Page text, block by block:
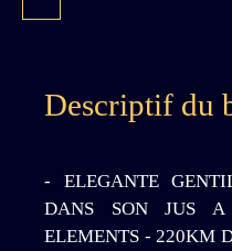
Descriptif du
- ELEGANTE
DANS SON JUS A
ELEMENTS - 220KM